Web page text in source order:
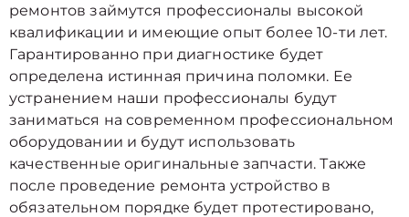
ремонтов займутся профессионалы высокой
квалификации и имеющие опыт более 10-ти лет.
Гарантированно при диагностике будет
определена истинная причина поломки. Ее
устранением наши профессионалы будут
заниматься на современном профессиональном
оборудовании и будут использовать
качественные оригинальные запчасти. Также
после проведение ремонта устройство в
обязательном порядке будет протестировано,